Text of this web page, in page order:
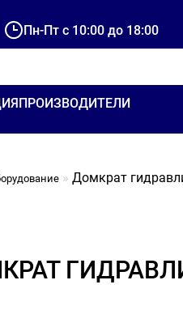
Пн-Пт с 10:00 до 18:00
ПРОИЗВОДИТЕЛИ
Домкрат